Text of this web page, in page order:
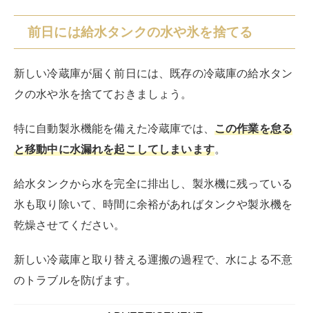
前日には給水タンクの水や氷を捨てる
新しい冷蔵庫が届く前日には、既存の冷蔵庫の給水タン
クの水や氷を捨てておきましょう。
特に自動製氷機能を備えた冷蔵庫では、 この作業を怠る
と移動中に水漏れを起こしてしまいます。
給水タンクから水を完全に排出し、製氷機に残っている
氷も取り除いて、時間に余裕があればタンクや製氷機を
乾燥させてください。
新しい冷蔵庫と取り替える運搬の過程で、水による不意
のトラブルを防げます。